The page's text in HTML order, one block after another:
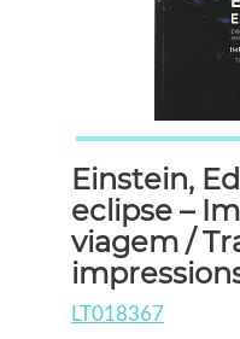
Einstein,
eclipse –
viagem /
LT018367